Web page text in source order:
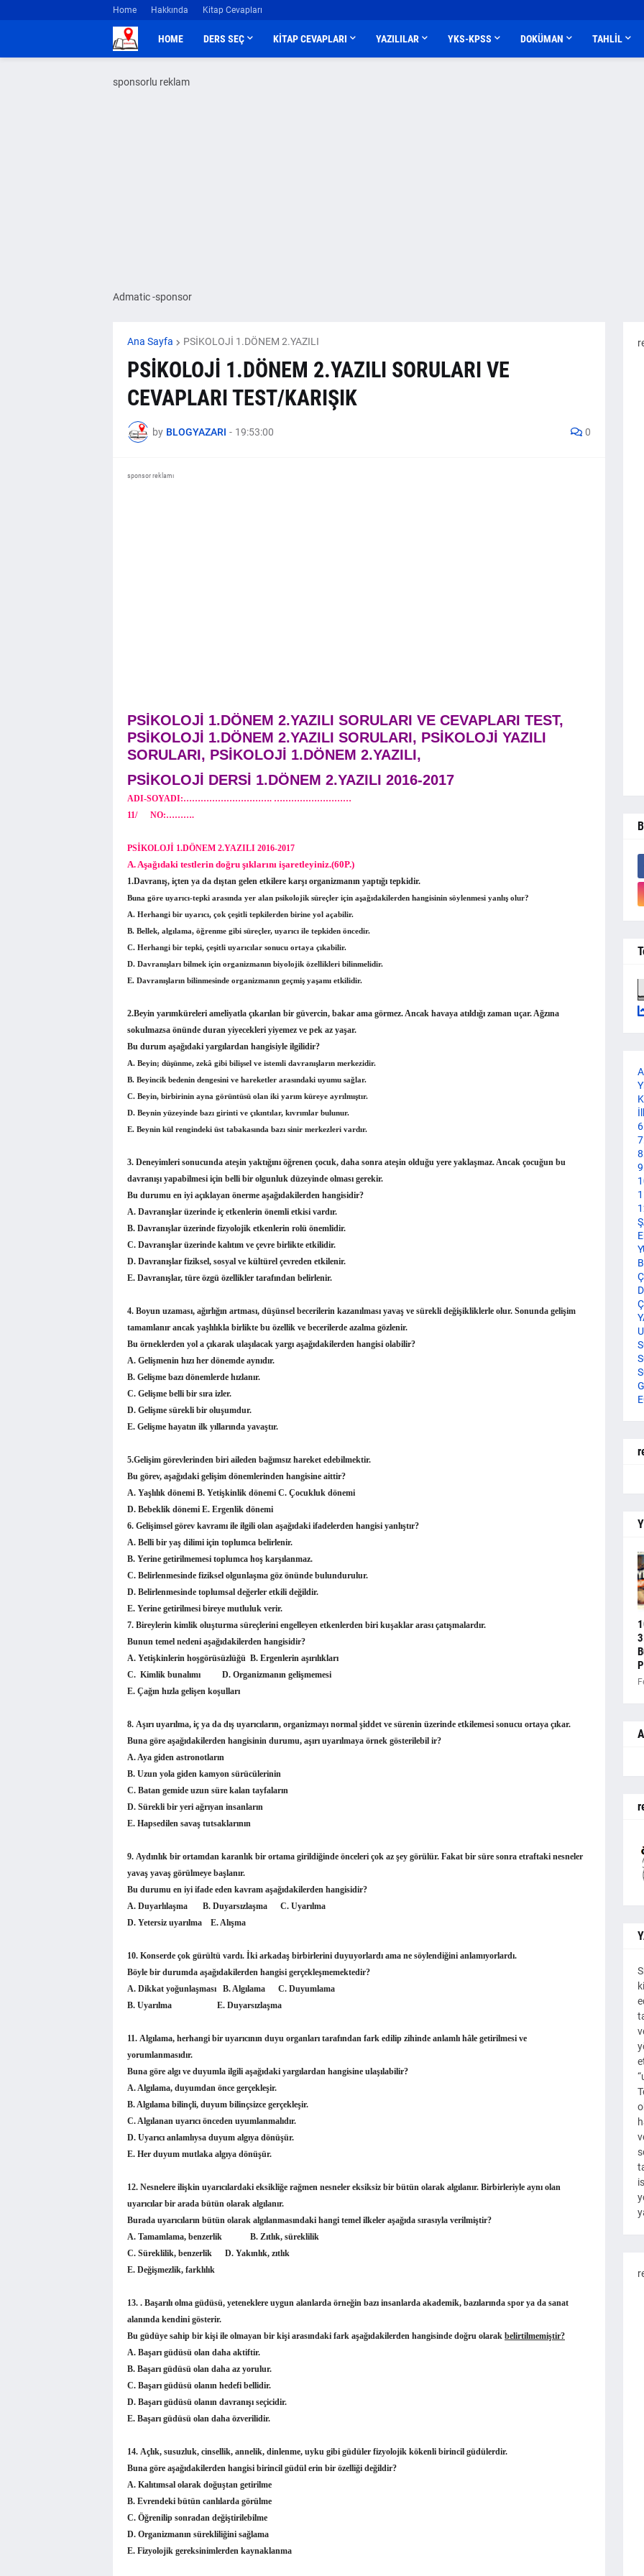
Home Hakkında Kitap Cevapları
HOME DERS SEÇ KİTAP CEVAPLARI YAZILILAR YKS-KPSS DOKÜMAN TAHLİL
sponsorlu reklam
Admatic -sponsor
Ana Sayfa PSİKOLOJİ 1.DÖNEM 2.YAZILI
PSİKOLOJİ 1.DÖNEM 2.YAZILI SORULARI VE
CEVAPLARI TEST/KARIŞIK
by BLOGYAZARI - 19:53:00 0
sponsor reklamı
PSİKOLOJİ 1.DÖNEM 2.YAZILI SORULARI VE CEVAPLARI TEST,
PSİKOLOJİ 1.DÖNEM 2.YAZILI SORULARI, PSİKOLOJİ YAZILI
SORULARI, PSİKOLOJİ 1.DÖNEM 2.YAZILI,
PSİKOLOJİ DERSİ 1.DÖNEM 2.YAZILI 2016-2017
ADI-SOYADI:…………………………. ………………………
11/ NO:……….
PSİKOLOJİ 1.DÖNEM 2.YAZILI 2016-2017
A. Aşağıdaki testlerin doğru şıklarını işaretleyiniz.(60P.)
1.Davranış, içten ya da dıştan gelen etkilere karşı organizmanın yaptığı tepkidir.
Buna göre uyarıcı-tepki arasında yer alan psikolojik süreçler için aşağıdakilerden hangisinin söylenmesi yanlış olur?
A. Herhangi bir uyarıcı, çok çeşitli tepkilerden birine yol açabilir.
B. Bellek, algılama, öğrenme gibi süreçler, uyarıcı ile tepkiden öncedir.
C. Herhangi bir tepki, çeşitli uyarıcılar sonucu ortaya çıkabilir.
D. Davranışları bilmek için organizmanın biyolojik özellikleri bilinmelidir.
E. Davranışların bilinmesinde organizmanın geçmiş yaşamı etkilidir.
2.Beyin yarımküreleri ameliyatla çıkarılan bir güvercin, bakar ama görmez. Ancak havaya atıldığı zaman uçar. Ağzına
sokulmazsa önünde duran yiyecekleri yiyemez ve pek az yaşar.
Bu durum aşağıdaki yargılardan hangisiyle ilgilidir?
A. Beyin; düşünme, zekâ gibi bilişsel ve istemli davranışların merkezidir.
B. Beyincik bedenin dengesini ve hareketler arasındaki uyumu sağlar.
C. Beyin, birbirinin ayna görüntüsü olan iki yarım küreye ayrılmıştır.
D. Beynin yüzeyinde bazı girinti ve çıkıntılar, kıvrımlar bulunur.
E. Beynin kül rengindeki üst tabakasında bazı sinir merkezleri vardır.
3. Deneyimleri sonucunda ateşin yaktığını öğrenen çocuk, daha sonra ateşin olduğu yere yaklaşmaz. Ancak çocuğun bu
davranışı yapabilmesi için belli bir olgunluk düzeyinde olması gerekir.
Bu durumu en iyi açıklayan önerme aşağıdakilerden hangisidir?
A. Davranışlar üzerinde iç etkenlerin önemli etkisi vardır.
B. Davranışlar üzerinde fizyolojik etkenlerin rolü önemlidir.
C. Davranışlar üzerinde kalıtım ve çevre birlikte etkilidir.
D. Davranışlar fiziksel, sosyal ve kültürel çevreden etkilenir.
E. Davranışlar, türe özgü özellikler tarafından belirlenir.
4. Boyun uzaması, ağırlığın artması, düşünsel becerilerin kazanılması yavaş ve sürekli değişikliklerle olur. Sonunda gelişim
tamamlanır ancak yaşlılıkla birlikte bu özellik ve becerilerde azalma göz­lenir.
Bu örneklerden yol a çıkarak ulaşılacak yargı aşağıdakilerden hangisi olabilir?
A. Gelişmenin hızı her dönemde aynıdır.
B. Gelişme bazı dönemlerde hızlanır.
C. Gelişme belli bir sıra izler.
D. Gelişme sürekli bir oluşumdur.
E. Gelişme hayatın ilk yıllarında yavaştır.
5.Gelişim görevlerinden biri aileden bağımsız hareket edebilmektir.
Bu görev, aşağıdaki gelişim dönemlerinden hangisine aittir?
A. Yaşlılık dönemi B. Yetişkinlik dönemi C. Çocukluk dönemi
D. Bebeklik dönemi E. Ergenlik dönemi
6. Gelişimsel görev kavramı ile ilgili olan aşağıdaki ifadelerden hangisi yanlıştır?
A. Belli bir yaş dilimi için toplumca belirlenir.
B. Yerine getirilmemesi toplumca hoş karşılanmaz.
C. Belirlenmesinde fiziksel olgunlaşma göz önünde bulundurulur.
D. Belirlenmesinde toplumsal değerler etkili değildir.
E. Yerine getirilmesi bireye mutluluk verir.
7. Bireylerin kimlik oluşturma süreçlerini engelleyen etkenlerden biri kuşaklar arası çatışmalardır.
Bunun temel nedeni aşağıdakilerden hangisidir?
A. Yetişkinlerin hoşgörüsüzlüğü B. Ergenlerin aşırılıkları
C. Kimlik bunalımı D. Organizmanın gelişmemesi
E. Çağın hızla gelişen koşulları
8. Aşırı uyarılma, iç ya da dış uyarıcıların, organizmayı normal şiddet ve sürenin üzerinde etkileme­si sonucu ortaya çıkar.
Buna göre aşağıdakilerden hangisinin durumu, aşırı uyarılmaya örnek gösterilebil ir?
A. Aya giden astronotların
B. Uzun yola giden kamyon sürücülerinin
C. Batan gemide uzun süre kalan tayfaların
D. Sürekli bir yeri ağrıyan insanların
E. Hapsedilen savaş tutsaklarının
9. Aydınlık bir ortamdan karanlık bir ortama girildiğinde önceleri çok az şey görülür. Fakat bir sü­re sonra etraftaki nesneler
yavaş yavaş görülmeye başlanır.
Bu durumu en iyi ifade eden kavram aşağıdakilerden hangisidir?
A. Duyarlılaşma B. Duyarsızlaşma C. Uyarılma
D. Yetersiz uyarılma E. Alışma
10. Konserde çok gürültü vardı. İki arkadaş birbirlerini duyuyorlardı ama ne söylendiğini anlamıyor­lardı.
Böyle bir durumda aşağıdakilerden hangisi gerçekleşmemektedir?
A. Dikkat yoğunlaşması B. Algılama C. Duyumlama
B. Uyarılma E. Duyarsızlaşma
11. Algılama, herhangi bir uyarıcının duyu organları tarafından fark edilip zihinde anlamlı hâle ge­tirilmesi ve
yorumlanmasıdır.
Buna göre algı ve duyumla ilgili aşağıdaki yargılardan hangisine ulaşılabilir?
A. Algılama, duyumdan önce gerçekleşir.
B. Algılama bilinçli, duyum bilinçsizce gerçekleşir.
C. Algılanan uyarıcı önceden uyumlanmalıdır.
D. Uyarıcı anlamlıysa duyum algıya dönüşür.
E. Her duyum mutlaka algıya dönüşür.
12. Nesnelere ilişkin uyarıcılardaki eksikliğe rağmen nesneler eksiksiz bir bütün olarak algılanır. Birbirleriyle aynı olan
uyarıcılar bir arada bütün olarak algılanır.
Burada uyarıcıların bütün olarak algılanmasındaki hangi temel ilkeler aşağıda sırasıyla verilmiştir?
A. Tamamlama, benzerlik B. Zıtlık, süreklilik
C. Süreklilik, benzerlik D. Yakınlık, zıtlık
E. Değişmezlik, farklılık
13. . Başarılı olma güdüsü, yeteneklere uygun alanlarda örneğin bazı insanlarda akademik, bazıla­rında spor ya da sanat
alanında kendini gösterir.
Bu güdüye sahip bir kişi ile olmayan bir kişi arasındaki fark aşağıdakilerden hangisinde doğru olarak belirtilmemiştir?
A. Başarı güdüsü olan daha aktiftir.
B. Başarı güdüsü olan daha az yorulur.
C. Başarı güdüsü olanın hedefi bellidir.
D. Başarı güdüsü olanın davranışı seçicidir.
E. Başarı güdüsü olan daha özverilidir.
14. Açlık, susuzluk, cinsellik, annelik, dinlenme, uyku gibi güdüler fizyolojik kökenli birincil güdü­lerdir.
Buna göre aşağıdakilerden hangisi birincil güdül erin bir özelliği değildir?
A. Kalıtımsal olarak doğuştan getirilme
B. Evrendeki bütün canlılarda görülme
C. Öğrenilip sonradan değiştirilebilme
D. Organizmanın sürekliliğini sağlama
E. Fizyolojik gereksinimlerden kaynaklanma